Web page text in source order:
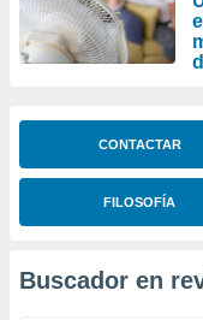
CONTACTAR
FILOSOFÍA
Buscador en